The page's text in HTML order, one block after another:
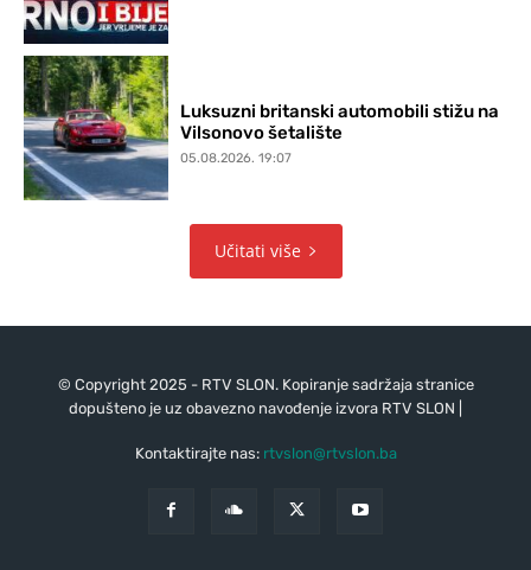
Luksuzni britanski automobili stižu na
Vilsonovo šetalište
05.08.2026. 19:07
Učitati više
© Copyright 2025 - RTV SLON. Kopiranje sadržaja stranice
dopušteno je uz obavezno navođenje izvora RTV SLON |
Kontaktirajte nas: rtvslon@rtvslon.ba